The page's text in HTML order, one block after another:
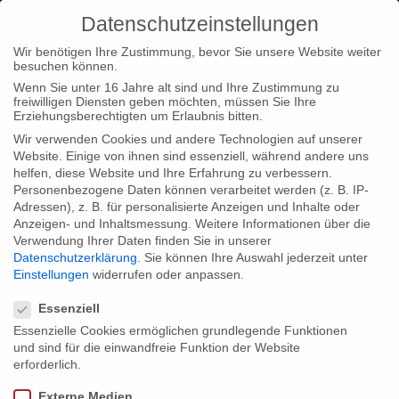
Home Typ|News Typ|Filmnews
Das WDR west.art
Magazin berichtet über Herbstgold
Das WDR west.art Magazin berichtet
über Herbstgold
Am Dienstag, den 08.06.2010 um 22:30 Uhr läuft der Beitrag
zum Film! Unbedingt einschalten und anschauen.
Datenschutzeinstellungen
Wir benötigen Ihre Zustimmung, bevor Sie unsere Website weiter
besuchen können.
Wenn Sie unter 16 Jahre alt sind und Ihre Zustimmung zu
freiwilligen Diensten geben möchten, müssen Sie Ihre
Erziehungsberechtigten um Erlaubnis bitten.
Wir verwenden Cookies und andere Technologien auf unserer
Website. Einige von ihnen sind essenziell, während andere uns
helfen, diese Website und Ihre Erfahrung zu verbessern.
Personenbezogene Daten können verarbeitet werden (z. B. IP-
Adressen), z. B. für personalisierte Anzeigen und Inhalte oder
Anzeigen- und Inhaltsmessung. Weitere Informationen über die
Verwendung Ihrer Daten finden Sie in unserer
Datenschutzerklärung
Sie können Ihre Auswahl jederzeit unter
Einstellungen widerrufen oder anpassen.
Essenziell
Essenzielle Cookies ermöglichen grundlegende Funktionen
und sind für die einwandfreie Funktion der Website
erforderlich.